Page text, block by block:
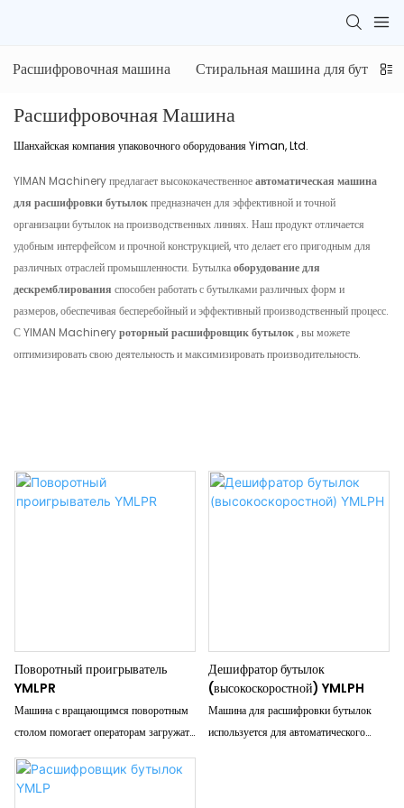
Расшифровочная машина Стиральная машина для бутылок
Расшифровочная Машина
Шанхайская компания упаковочного оборудования Yiman, Ltd.
YIMAN Machinery предлагает высококачественноеавтоматическая машина
для расшифровки бутылокпредназначен для эффективной и точной
организации бутылок на производственных линиях. Наш продукт отличается
удобным интерфейсом и прочной конструкцией, что делает его пригодным для
различных отраслей промышленности. Бутылкаоборудование для
дескремблирования способен работать с бутылками различных форм и
размеров, обеспечивая бесперебойный и эффективный производственный процесс.
С YIMAN Machineryроторный расшифровщик бутылок, вы можете
оптимизировать свою деятельность и максимизировать производительность.
Поворотный проигрыватель
YMLPR
Машина с вращающимся поворотным
столом помогает операторам загружать
следующую рабочую станцию,
например, в бутыломоечную машину
Дешифратор бутылок
(высокоскоростной) YMLPH
Машина для расшифровки бутылок
используется для автоматического